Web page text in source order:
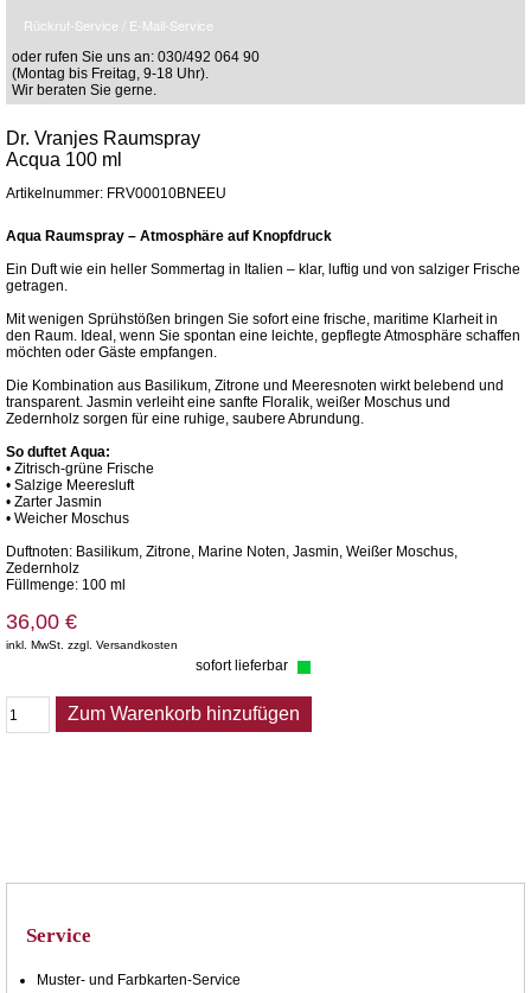
Rückruf-Service / E-Mail-Service
oder rufen Sie uns an: 030/492 064 90
(Montag bis Freitag, 9-18 Uhr).
Wir beraten Sie gerne.
Dr. Vranjes Raumspray
Acqua 100 ml
Artikelnummer: FRV00010BNEEU
Aqua Raumspray – Atmosphäre auf Knopfdruck
Ein Duft wie ein heller Sommertag in Italien – klar, luftig und von salziger Frische
getragen.
Mit wenigen Sprühstößen bringen Sie sofort eine frische, maritime Klarheit in
den Raum. Ideal, wenn Sie spontan eine leichte, gepflegte Atmosphäre schaffen
möchten oder Gäste empfangen.
Die Kombination aus Basilikum, Zitrone und Meeresnoten wirkt belebend und
transparent. Jasmin verleiht eine sanfte Floralik, weißer Moschus und
Zedernholz sorgen für eine ruhige, saubere Abrundung.
So duftet Aqua:
• Zitrisch-grüne Frische
• Salzige Meeresluft
• Zarter Jasmin
• Weicher Moschus
Duftnoten: Basilikum, Zitrone, Marine Noten, Jasmin, Weißer Moschus,
Zedernholz
Füllmenge: 100 ml
36,00 €
inkl. MwSt. zzgl. Versandkosten
sofort lieferbar
Zum Warenkorb hinzufügen
Service
Muster- und Farbkarten-Service